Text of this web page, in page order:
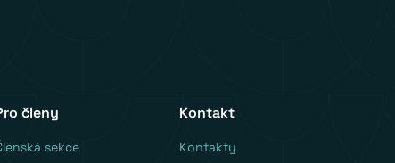
členy
sekce
Kontakt
Kontakty